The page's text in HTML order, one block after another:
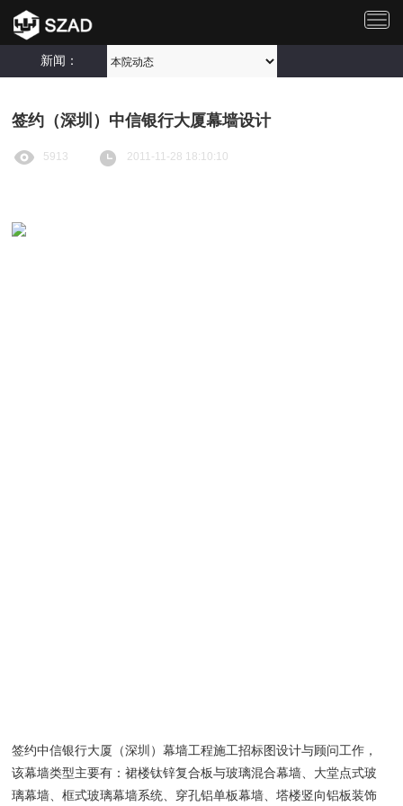
切
航
新闻：
签约（深圳）中信银行大厦幕墙设计
5913 2011-11-28 18:10:10
签约中信银行大厦（深圳）幕墙工程施工招标图设计与顾问工作，
该幕墙类型主要有：裙楼钛锌复合板与玻璃混合幕墙、大堂点式玻
璃幕墙、框式玻璃幕墙系统、穿孔铝单板幕墙、塔楼竖向铝板装饰